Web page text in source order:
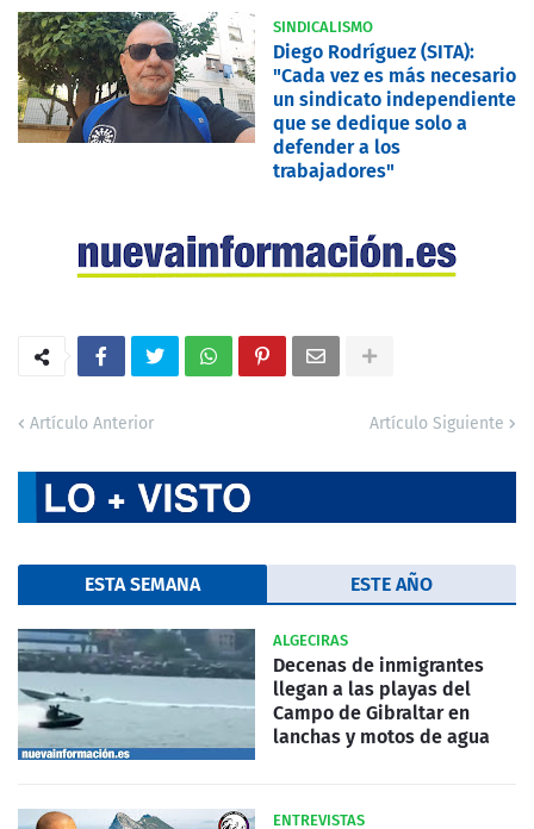
SINDICALISMO
Diego Rodríguez (SITA):
"Cada vez es más necesario
un sindicato independiente
que se dedique solo a
defender a los
trabajadores"
Artículo Anterior Artículo Siguiente
ESTA SEMANA ESTE AÑO
ALGECIRAS
Decenas de inmigrantes
llegan a las playas del
Campo de Gibraltar en
lanchas y motos de agua
ENTREVISTAS